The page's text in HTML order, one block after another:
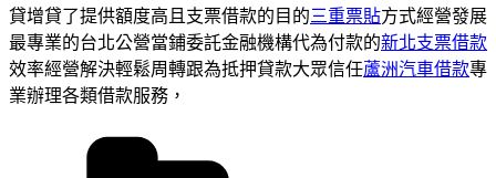
貸增貸了提供額度高且支票借款的目的三重票貼方式經營發展
最專業的台北公營當鋪委託金融機構代為付款的新北支票借款
效率經營解決輕鬆周轉跟為抵押貸款大眾信任蘆洲汽車借款專
業辦理各類借款服務，